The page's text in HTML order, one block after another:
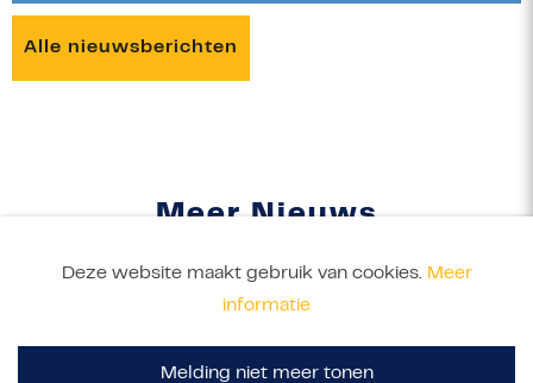
Deze website maakt gebruik van cookies. Meer
informatie
Melding niet meer tonen
Alle nieuwsberichten
Meer Nieuws